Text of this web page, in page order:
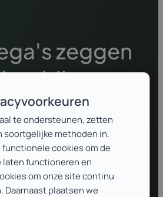
zeggen
bij
over hoe het is om hier te
mensen die het elke dag
te ondersteunen, zetten
soortgelijke methoden in.
functionele cookies om de
functioneren en
om onze site continu
Daarnaast plaatsen we